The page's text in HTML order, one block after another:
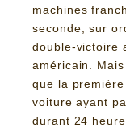
machines
seconde, sur
double-victoire
américain.
que la
voiture ayant
durant 24